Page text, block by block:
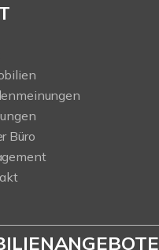
Büro